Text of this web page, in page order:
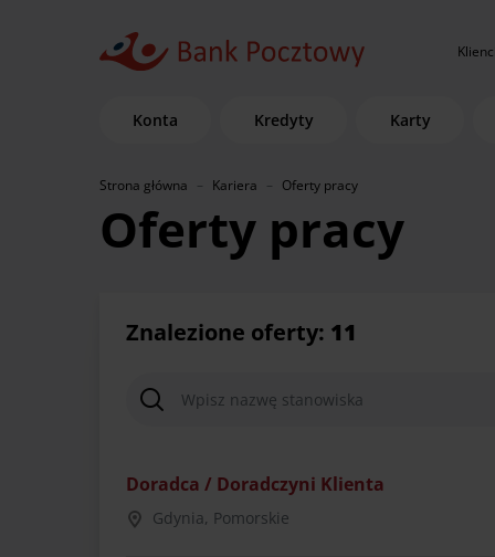
Konta Kredyty Karty
Strona główna Kariera Oferty pracy
Oferty pracy
Znalezione oferty: 11
Doradca / Doradczyni Klienta
Gdynia, Pomorskie